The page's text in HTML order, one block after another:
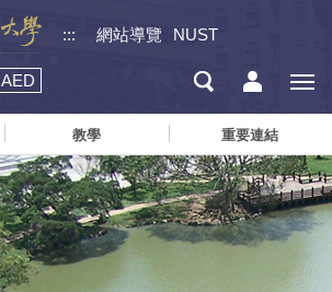
::: 網站導覽 NUST
AED
教學 重要連結